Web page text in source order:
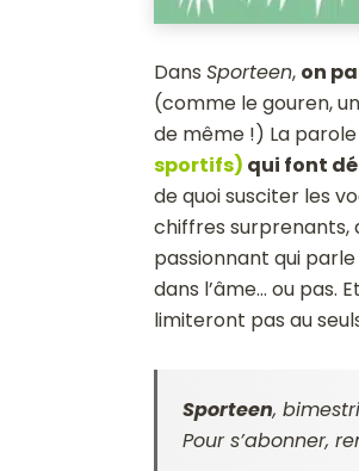
Dans Sporteen, on
(comme le gouren,
de même !) La
sportifs) qui font
de quoi susciter les
chiffres surprenants,
passionnant qui
dans l’âme… ou pas. Et
limiteront pas au
Sporteen,
Pour s’abonner,